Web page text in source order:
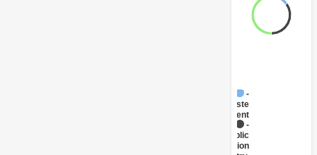
Management
Administration